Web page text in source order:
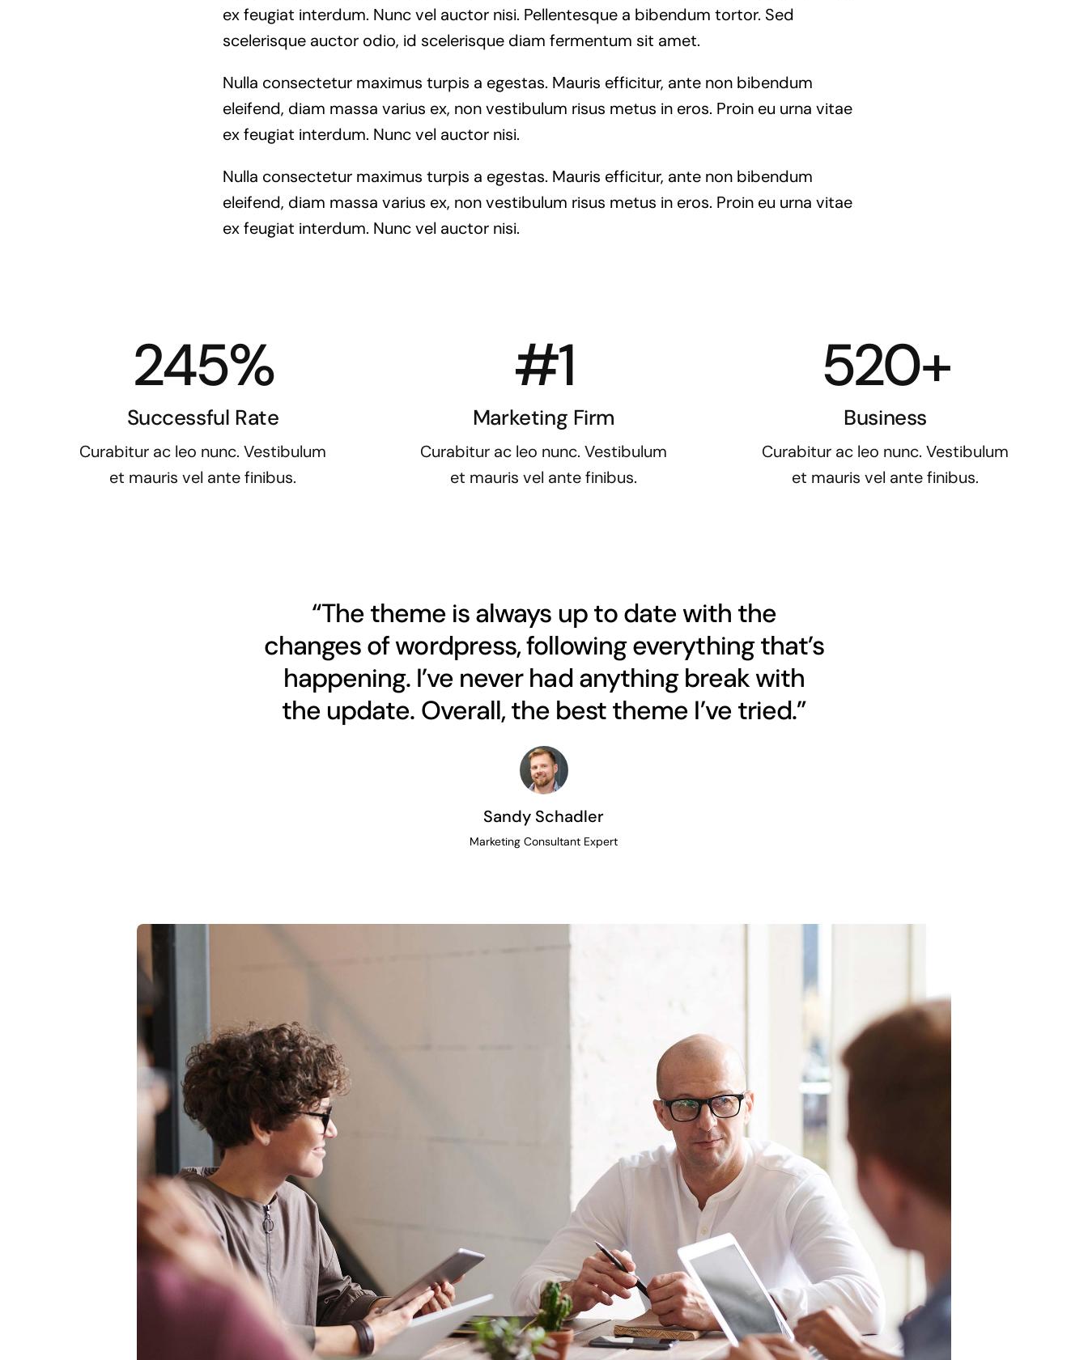
ex feugiat interdum. Nunc vel auctor nisi. Pellentesque a bibendum tortor. Sed
scelerisque auctor odio, id scelerisque diam fermentum sit amet.
Nulla consectetur maximus turpis a egestas. Mauris efficitur, ante non bibendum
eleifend, diam massa varius ex, non vestibulum risus metus in eros. Proin eu urna vitae
ex feugiat interdum. Nunc vel auctor nisi.
Nulla consectetur maximus turpis a egestas. Mauris efficitur, ante non bibendum
eleifend, diam massa varius ex, non vestibulum risus metus in eros. Proin eu urna vitae
ex feugiat interdum. Nunc vel auctor nisi.
245%
Successful Rate
Curabitur ac leo nunc. Vestibulum
et mauris vel ante finibus.
#1
Marketing Firm
Curabitur ac leo nunc. Vestibulum
et mauris vel ante finibus.
520+
Business
Curabitur ac leo nunc. Vestibulum
et mauris vel ante finibus.
“The theme is always up to date with the
changes of wordpress, following everything that’s
happening. I’ve never had anything break with
the update. Overall, the best theme I’ve tried.”
Sandy Schadler
Marketing Consultant Expert